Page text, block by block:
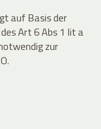
auf Basis der
Art 6 Abs 1 lit a
zur